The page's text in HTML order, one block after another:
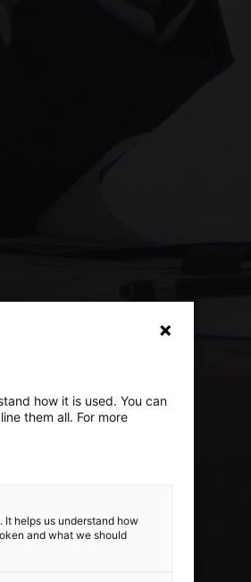
how it is used. You can
them all. For more
helps us understand how
and what we should